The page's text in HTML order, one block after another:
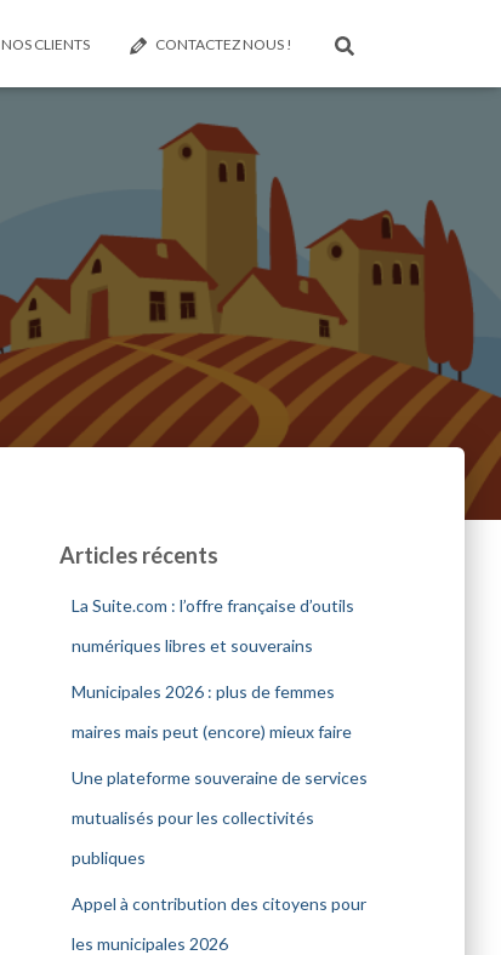
NOS CLIENTS CONTACTEZ NOUS !
Articles récents
La Suite.com : l’offre française d’outils
numériques libres et souverains
Municipales 2026 : plus de femmes
maires mais peut (encore) mieux faire
Une plateforme souveraine de services
mutualisés pour les collectivités
publiques
Appel à contribution des citoyens pour
les municipales 2026